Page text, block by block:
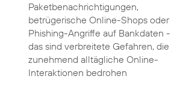
Paketbenachrichtigungen,
betrügerische Online-Shops oder
Phishing-Angriffe auf Bankdaten -
das sind verbreitete Gefahren, die
zunehmend alltägliche Online-
Interaktionen bedrohen